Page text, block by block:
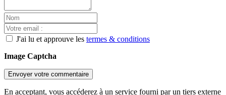
J'ai lu et approuve les termes & conditions
Image Captcha
Envoyer votre commentaire
En acceptant, vous accéderez à un service fourni par un tiers externe